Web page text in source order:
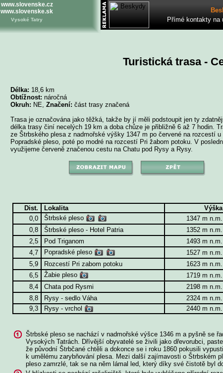
www.slovenske.cz
www.slovenske.sk
Vysoké Tatry
Přímé kontakty na
Turistická trasa -
Délka: 18,6 km
Obtížnost: náročná
Okruh: NE, Značení: část trasy značená
Trasa je označována jako těžká, takže by jí měli podstoupit jen ty
délka trasy činí necelých 19 km a doba chůze je přibližně 6 až 7 hodin.
ze Štrbského plesa z nadmořské výšky 1347 m po červené na rozcestí u
Popradské pleso, poté po modré na rozcestí Pri žabom potoku. V
využijeme červeně značenou cestu na Chatu pod Rysy a Rysy.
Dist. Lokalita Výška
0,0
Štrbské pleso
1347 m n.m.
0,8
Štrbské pleso - Hotel Patria
1352 m n.m.
2,5
Pod Triganom 1493 m n.m.
4,7
Popradské pleso 1527 m n.m.
5,9
Rozcestí Pri zabom potoku
1623 m n.m.
6,5
Žabie pleso
1719 m n.m.
8,4
Chata pod Rysmi
2198 m n.m.
8,8
Rysy - sedlo Váha 2324 m n.m.
9,3
Rysy - vrchol 2440 m n.m.
Štrbské pleso se nachází v nadmořské výšce 1346 m a pyšně se
Vysokých Tatrách. Dřívější obyvatelé se živili jako dřevorubci,
že původní Štrbčané chtěli a dokonce se i roku 1860 pokusili
k umělému zarybňování plesa. Mezi další zajímavosti o Štrbském
pleso zamrzlé, tak se na něm lámal led, který díky své čistotě byl